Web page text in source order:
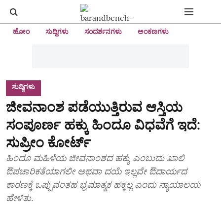
ಹೋಂ ಸುದ್ದಿಗಳು ಸಂದರ್ಶನಗಳು ಅಂಕಣಗಳು
ಸುದ್ದಿಗಳು
ಜೀವನಾಂಶ ಪಡೆಯುತ್ತಿರುವ ಆಸ್ತಿಯ
ಸಂಪೂರ್ಣ ಹಕ್ಕು ಹಿಂದೂ ವಿಧವೆಗೆ ಇದೆ:
ಸುಪ್ರೀಂ ಕೋರ್ಟ್
ಹಿಂದೂ ಮಹಿಳೆಯ ಜೀವನಾಂಶದ ಹಕ್ಕು ಎಂಬುದು ಖಾಲಿ
ಔಪಚಾರಿಕತೆಯಾಗಲೀ ಅಥವಾ ದಯೆ ಇಲ್ಲವೇ ಔದಾರ್ಯದ
ಕಾರಣಕ್ಕೆ ಒಪ್ಪುವಂತಹ ಭ್ರಮಾತ್ಮಕ ಹಕ್ಕಲ್ಲ ಎಂದು ನ್ಯಾಯಾಲಯ
ಹೇಳಿತು.